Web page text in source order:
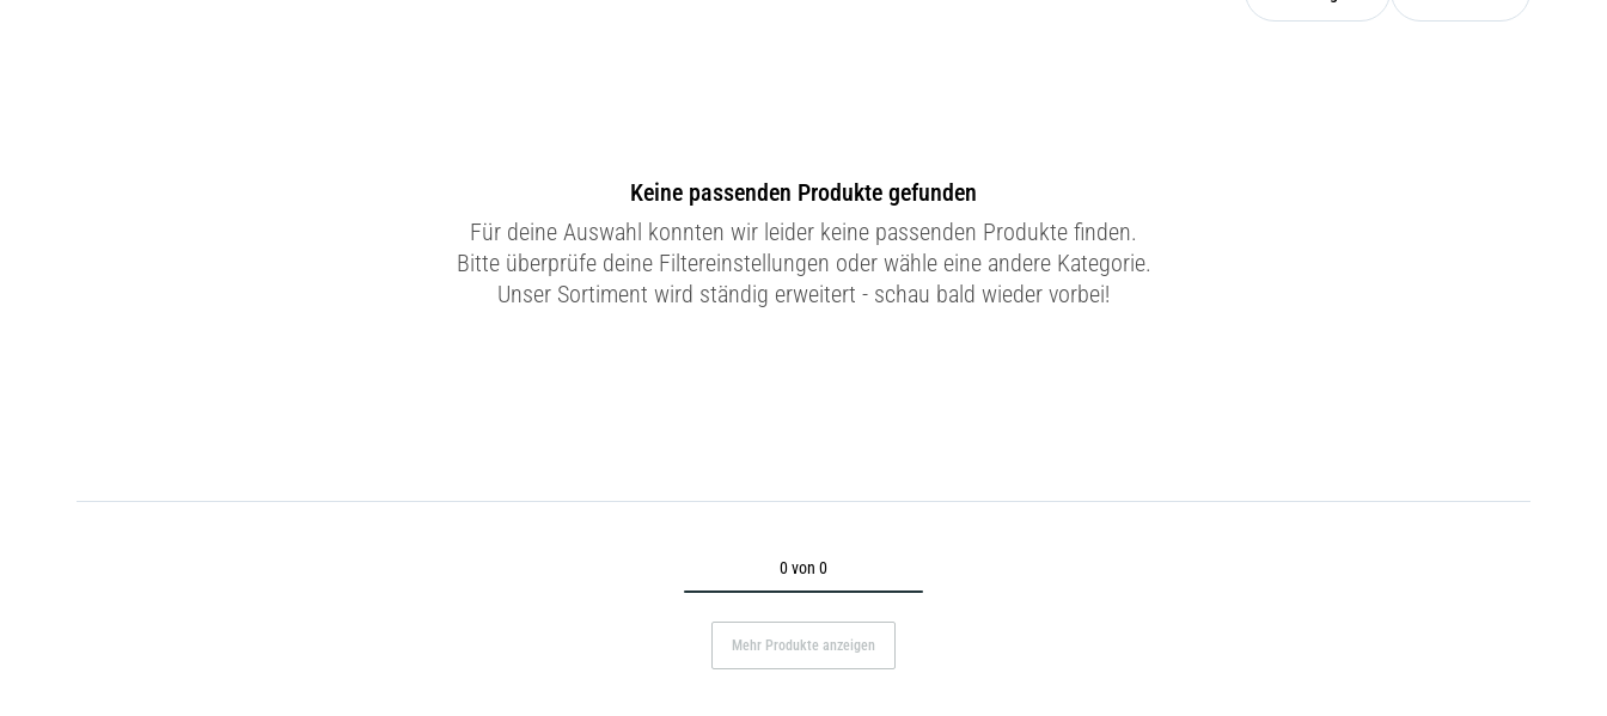
Keine passenden Produkte gefunden
Für deine Auswahl konnten wir leider keine passenden Produkte finden.
Bitte überprüfe deine Filtereinstellungen oder wähle eine andere Kategorie.
Unser Sortiment wird ständig erweitert - schau bald wieder vorbei!
0 von 0
Mehr Produkte anzeigen